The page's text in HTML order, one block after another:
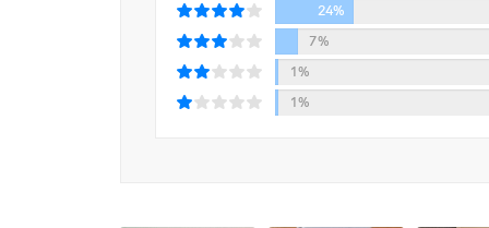
우리는 왜 이런 현실 속에 자신을 내동댕이치는
무엇인지, 차별과 모욕으로 우리가 얻는 것은 무
책을 통해, 우리 스스로 무언가 단단히 잘못한 사
고개를 들라고, 그럴 필요 없다고. 그리고 나와 타
24%
7%
1%
1%